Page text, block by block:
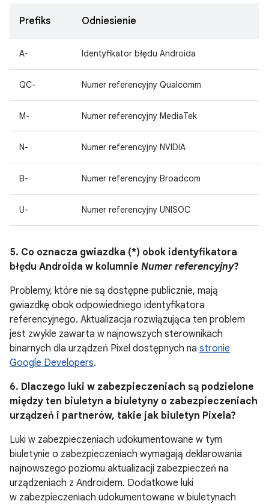
Prefiks Odniesienie
A- Identyfikator błędu Androida
QC- Numer referencyjny Qualcomm
M- Numer referencyjny MediaTek
N- Numer referencyjny NVIDIA
B- Numer referencyjny Broadcom
U- Numer referencyjny UNISOC
5. Co oznacza gwiazdka (*) obok identyfikatora
błędu Androida w kolumnie Numer referencyjny?
Problemy, które nie są dostępne publicznie, mają
gwiazdkę obok odpowiedniego identyfikatora
referencyjnego. Aktualizacja rozwiązująca ten problem
jest zwykle zawarta w najnowszych sterownikach
binarnych dla urządzeń Pixel dostępnych na stronie
Google Developers.
6. Dlaczego luki w zabezpieczeniach są podzielone
między ten biuletyn a biuletyny o zabezpieczeniach
urządzeń i partnerów, takie jak biuletyn Pixela?
Luki w zabezpieczeniach udokumentowane w tym
biuletynie o zabezpieczeniach wymagają deklarowania
najnowszego poziomu aktualizacji zabezpieczeń na
urządzeniach z Androidem. Dodatkowe luki
w zabezpieczeniach udokumentowane w biuletynach